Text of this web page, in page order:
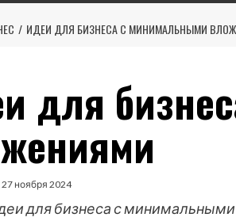
ИДЕИ ДЛЯ БИЗНЕСА С МИНИМАЛЬНЫМИ
для
27 ноября 2024
для бизнеса с